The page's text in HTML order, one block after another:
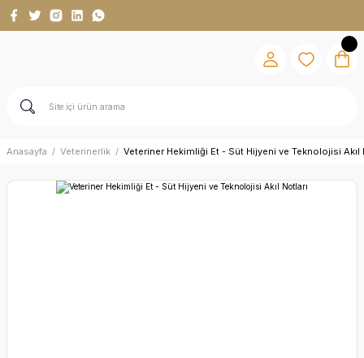
Anasayfa Veterinerlik Veteriner Hekimliği Et - Süt Hijyeni ve Teknolojisi Akıl